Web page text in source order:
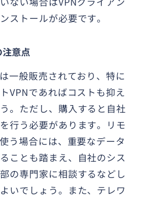
ストールが必要です。
意点
一般販売されており、特に
VPNであればコストも抑え
。ただし、購入すると自社
行う必要があります。リモ
う場合には、重要なデータ
ことも踏まえ、自社のシス
の専門家に相談するなどし
いでしょう。また、テレワ